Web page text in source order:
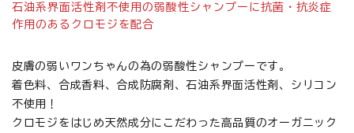
石油系界面活性剤不使用の弱酸性シャンプーに抗菌・抗炎症
作用のあるクロモジを配合
皮膚の弱いワンちゃんの為の弱酸性シャンプーです。
着色料、合成香料、合成防腐剤、石油系界面活性剤、シリコン
不使用！
クロモジをはじめ天然成分にこだわった高品質のオーガニック